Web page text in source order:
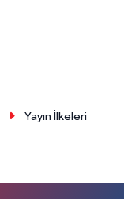
Yayın İlkeleri